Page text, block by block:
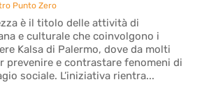
Punto Zero
è il titolo delle attività di
e culturale che coinvolgono i
Kalsa di Palermo, dove da molti
prevenire e contrastare fenomeni di
sociale. L’iniziativa rientra...